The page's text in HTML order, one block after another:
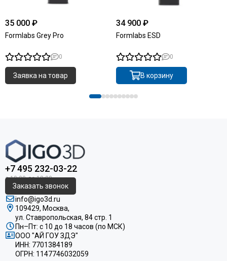
35 000 ₽
Formlabs Grey Pro
0
Заявка на товар
34 900 ₽
Formlabs ESD
0
В корзину
+7 495 232-03-22
Заказать звонок
info@igo3d.ru
109429, Москва,
ул. Ставропольская, 84 стр. 1
Пн–Пт: с 10 до 18 часов (по МСК)
ООО "АЙ ГОУ ЗДЭ"
ИНН: 7701384189
ОГРН: 1147746032059